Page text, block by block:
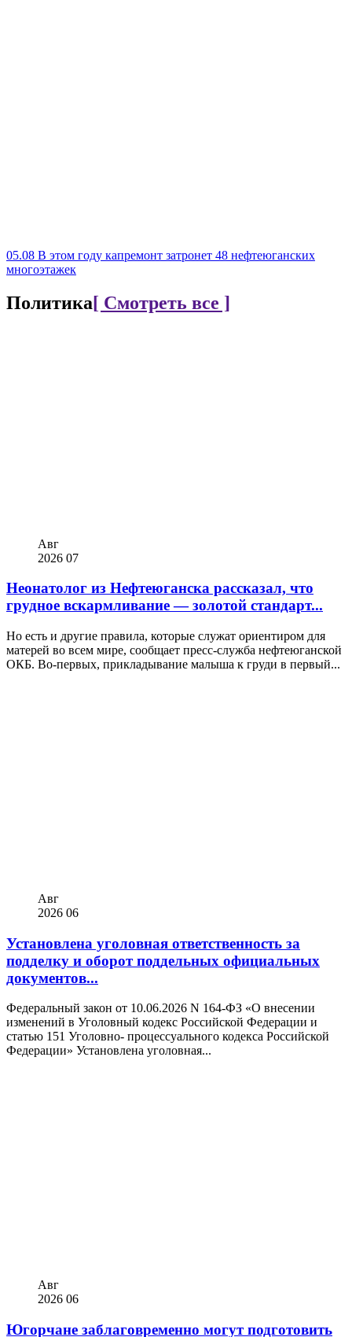
05.08 В этом году капремонт затронет 48 нефтеюганских
многоэтажек
Политика[ Смотреть все ]
Авг
2026 07
Неонатолог из Нефтеюганска рассказал, что
грудное вскармливание — золотой стандарт...
Но есть и другие правила, которые служат ориентиром для
матерей во всем мире, сообщает пресс-служба нефтеюганской
ОКБ. Во-первых, прикладывание малыша к груди в первый...
Авг
2026 06
Установлена уголовная ответственность за
подделку и оборот поддельных официальных
документов...
Федеральный закон от 10.06.2026 N 164-ФЗ «О внесении
изменений в Уголовный кодекс Российской Федерации и
статью 151 Уголовно- процессуального кодекса Российской
Федерации» Установлена уголовная...
Авг
2026 06
Югорчане заблаговременно могут подготовить